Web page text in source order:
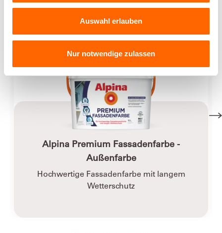
Auswahl erlauben
Nur notwendige zulassen
Alpina Premium Fassadenfarbe -
Außenfarbe
Hochwertige Fassadenfarbe mit langem
Wetterschutz